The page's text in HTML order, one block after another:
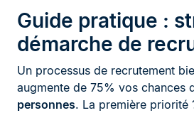
Guide pratique :
démarche de
Un processus de recrutement
augmente de 75% vos chances
personnes. La première priorité